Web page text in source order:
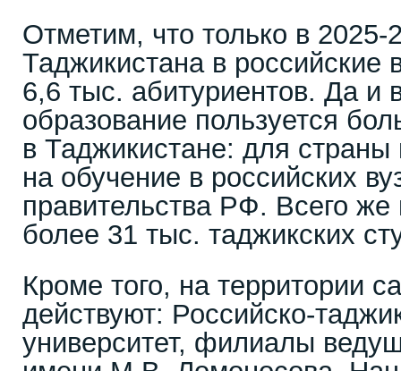
Отметим, что только в 2025-
Таджикистана в российские
6,6 тыс. абитуриентов. Да и
образование пользуется
в Таджикистане: для
на обучение в российских
правительства РФ. Всего
более 31 тыс. таджикских
Кроме того, на территории
действуют: Российско-
университет, филиалы